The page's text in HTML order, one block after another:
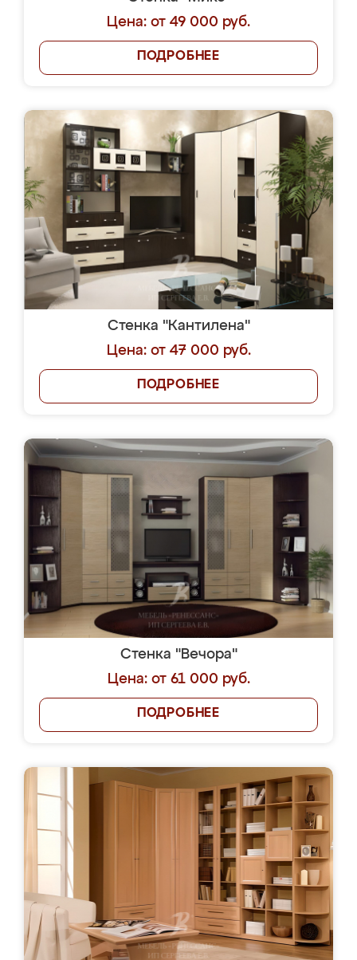
Цена: от 49 000 руб.
ПОДРОБНЕЕ
Стенка "Кантилена"
Цена: от 47 000 руб.
ПОДРОБНЕЕ
Стенка "Вечора"
Цена: от 61 000 руб.
ПОДРОБНЕЕ